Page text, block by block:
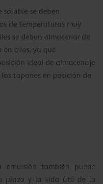
soluble se deben
de temperaturas muy
se deben almacenar de
ellos, ya que
ideal de almacenaje
tapones en posición de
emulsión también puede
plazo y la vida útil de la